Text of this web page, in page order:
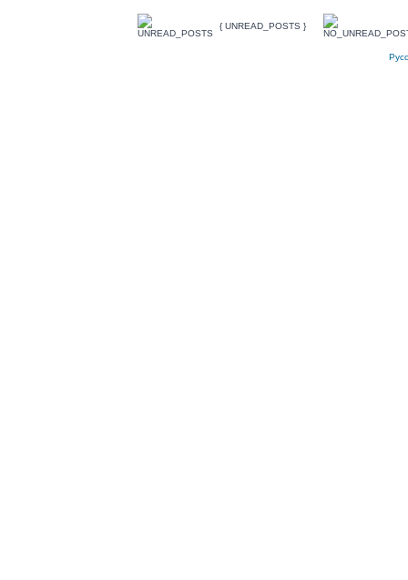
{ UNREAD_POSTS }